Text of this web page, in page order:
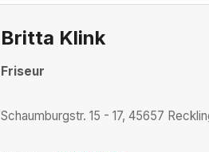
Britta Klink
Friseur
Schaumburgstr. 15 - 17, 45657